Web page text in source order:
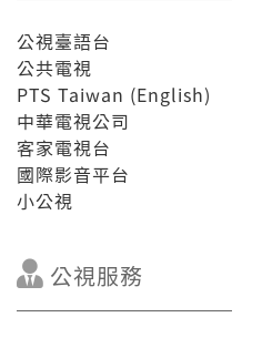
公視臺語台
公共電視
PTS Taiwan (English)
中華電視公司
客家電視台
國際影音平台
小公視
公視服務